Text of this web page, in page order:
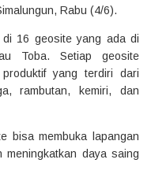
Rabu (4/6).
di 16 geosite yang ada di
Toba. Setiap geosite
yang terdiri dari
rambutan, kemiri, dan
bisa membuka lapangan
meningkatkan daya saing